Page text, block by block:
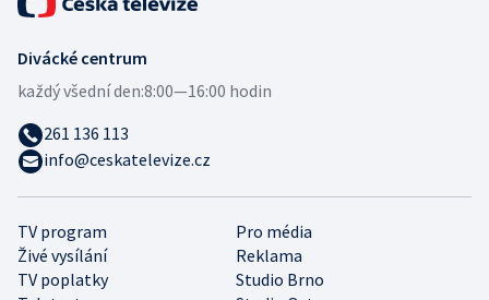
TV program
Pro média
Živé vysílání
Reklama
TV poplatky
Studio Brno
Divácké centrum
každý všední den:8:00—16:00 hodin
261 136 113
info@ceskatelevize.cz